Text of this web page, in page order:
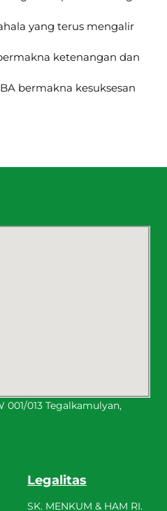
yang terus mengalir
ketenangan dan
bermakna kesuksesan
013 Tegalkamulyan,
Legalitas
SK. MENKUM & HAM RI.